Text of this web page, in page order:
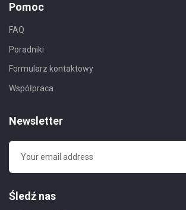
Pomoc
FAQ
Poradniki
Formularz kontaktowy
Współpraca
Newsletter
Śledź nas